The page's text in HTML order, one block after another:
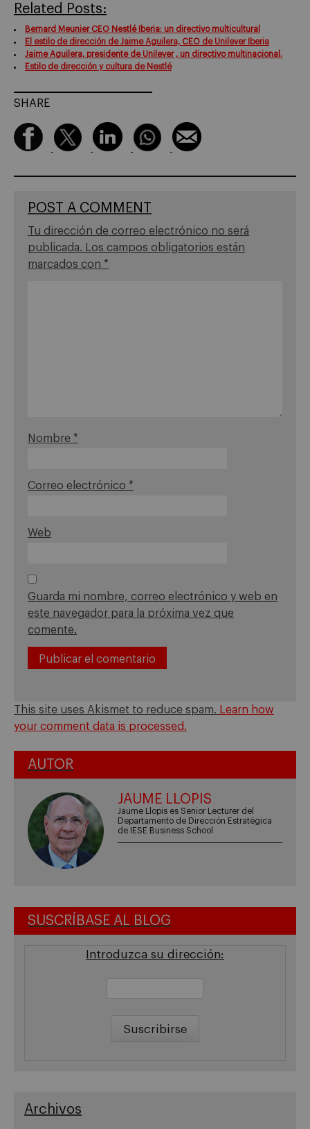
Related Posts:
Bernard Meunier CEO Nestlé Iberia: un directivo multicultural
El estilo de dirección de Jaime Aguilera, CEO de Unilever Iberia
Jaime Aguilera, presidente de Unilever , un directivo multinacional.
Estilo de dirección y cultura de Nestlé
SHARE
POST A COMMENT
Tu dirección de correo electrónico no será
publicada.
Los campos obligatorios están
marcados con *
Nombre *
Correo electrónico *
Web
Guarda mi nombre, correo electrónico y web en
este navegador para la próxima vez que
comente.
This site uses Akismet to reduce spam. Learn how
your comment data is processed.
AUTOR
JAUME LLOPIS
Jaume Llopis es Senior Lecturer del
Departamento de Dirección Estratégica
de IESE Business School
SUSCRÍBASE AL BLOG
Introduzca su dirección:
Archivos